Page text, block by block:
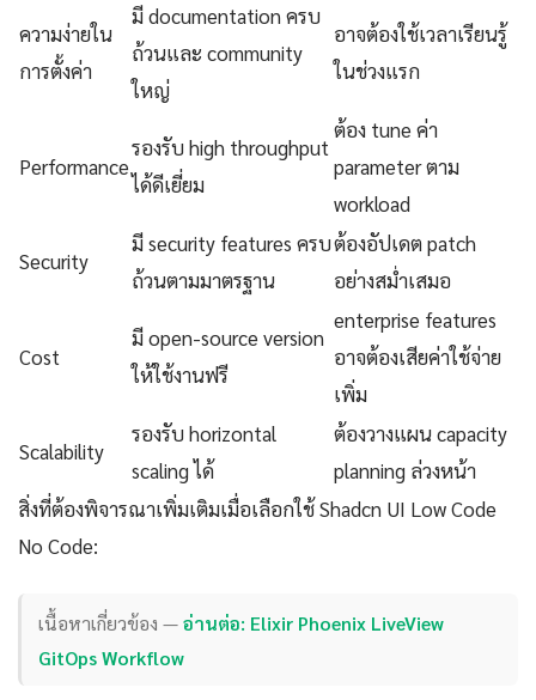
ความง่ายใน
การตั้งค่า
มี documentation ครบ
ถ้วนและ community
ใหญ่
อาจต้องใช้เวลาเรียนรู้
ในช่วงแรก
Performance
รองรับ high throughput
ได้ดีเยี่ยม
ต้อง tune ค่า
parameter ตาม
workload
Security
มี security features ครบ
ถ้วนตามมาตรฐาน
ต้องอัปเดต patch
อย่างสม่ำเสมอ
Cost
มี open-source version
ให้ใช้งานฟรี
enterprise features
อาจต้องเสียค่าใช้จ่าย
เพิ่ม
Scalability
รองรับ horizontal
scaling ได้
ต้องวางแผน capacity
planning ล่วงหน้า
สิ่งที่ต้องพิจารณาเพิ่มเติมเมื่อเลือกใช้ Shadcn UI Low Code
No Code:
เนื้อหาเกี่ยวข้อง —อ่านต่อ: Elixir Phoenix LiveView
GitOps Workflow